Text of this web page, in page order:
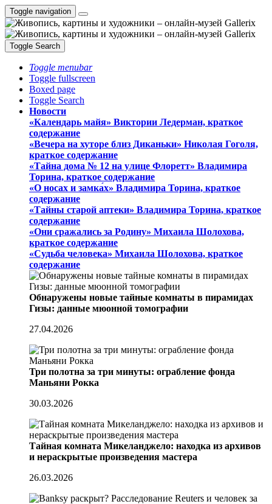
Toggle navigation
Toggle Search
Toggle menubar
Toggle fullscreen
Boxed page
Toggle Search
Новости
«Календарь майя» Виктории Ледерман, краткое
содержание
«Вечера на хуторе близ Диканьки» Николая Гоголя,
краткое содержание
«Тайна дома № 12 на улице Флоретт» Владимира
Торина, краткое содержание
«О носах и замка́х» Владимира Торина, краткое
содержание
«Тайны старой аптеки» Владимира Торина, краткое
содержание
«Они сражались за Родину» Михаила Шолохова,
краткое содержание
«Судьба человека» Михаила Шолохова, краткое
содержание
Обнаружены новые тайные комнаты в пирамидах
Гизы: данные мюонной томографии
27.04.2026
Три полотна за три минуты: ограбление фонда
Маньяни Рокка
30.03.2026
Тайная комната Микеланджело: находка из архивов
и нераскрытые произведения мастера
26.03.2026